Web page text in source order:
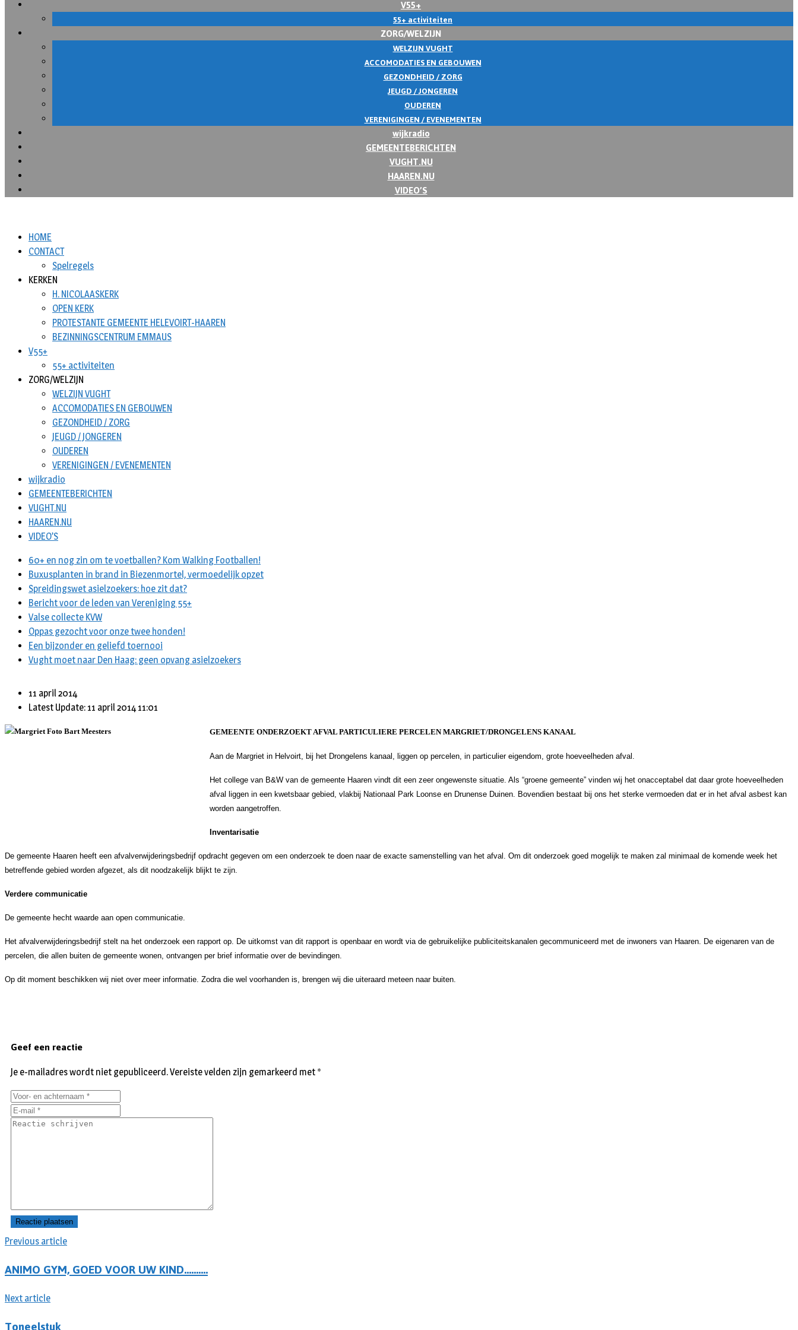
V55+
55+ activiteiten
ZORG/WELZIJN
WELZIJN VUGHT
ACCOMODATIES EN GEBOUWEN
GEZONDHEID / ZORG
JEUGD / JONGEREN
OUDEREN
VERENIGINGEN / EVENEMENTEN
wijkradio
GEMEENTEBERICHTEN
VUGHT.NU
HAAREN.NU
VIDEO’S
HOME
CONTACT
Spelregels
KERKEN
H. NICOLAASKERK
OPEN KERK
PROTESTANTE GEMEENTE HELEVOIRT-HAAREN
BEZINNINGSCENTRUM EMMAUS
V55+
55+ activiteiten
ZORG/WELZIJN
WELZIJN VUGHT
ACCOMODATIES EN GEBOUWEN
GEZONDHEID / ZORG
JEUGD / JONGEREN
OUDEREN
VERENIGINGEN / EVENEMENTEN
wijkradio
GEMEENTEBERICHTEN
VUGHT.NU
HAAREN.NU
VIDEO’S
60+ en nog zin om te voetballen? Kom Walking Footballen!
Buxusplanten in brand in Biezenmortel, vermoedelijk opzet
Spreidingswet asielzoekers: hoe zit dat?
Bericht voor de leden van Vereniging 55+
Valse collecte KVW
Oppas gezocht voor onze twee honden!
Een bijzonder en geliefd toernooi
Vught moet naar Den Haag: geen opvang asielzoekers
11 april 2014
Latest Update: 11 april 2014 11:01
GEMEENTE ONDERZOEKT AFVAL PARTICULIERE PERCELEN MARGRIET/DRONGELENS KANAAL
Aan de Margriet in Helvoirt, bij het Drongelens kanaal, liggen op percelen, in particulier eigendom, grote hoeveelheden afval.
Het college van B&W van de gemeente Haaren vindt dit een zeer ongewenste situatie. Als “groene gemeente” vinden wij het onacceptabel dat daar grote hoeveelheden
afval liggen in een kwetsbaar gebied, vlakbij Nationaal Park Loonse en Drunense Duinen. Bovendien bestaat bij ons het sterke vermoeden dat er in het afval asbest kan
worden aangetroffen.
Inventarisatie
De gemeente Haaren heeft een afvalverwijderingsbedrijf opdracht gegeven om een onderzoek te doen naar de exacte samenstelling van het afval. Om dit onderzoek goed mogelijk te maken zal minimaal de komende week het
betreffende gebied worden afgezet, als dit noodzakelijk blijkt te zijn.
Verdere communicatie
De gemeente hecht waarde aan open communicatie.
Het afvalverwijderingsbedrijf stelt na het onderzoek een rapport op. De uitkomst van dit rapport is openbaar en wordt via de gebruikelijke publiciteitskanalen gecommuniceerd met de inwoners van Haaren. De eigenaren van de
percelen, die allen buiten de gemeente wonen, ontvangen per brief informatie over de bevindingen.
Op dit moment beschikken wij niet over meer informatie. Zodra die wel voorhanden is, brengen wij die uiteraard meteen naar buiten.
Previous article
ANIMO GYM, GOED VOOR UW KIND……….
Next article
Geef een reactie
Je e-mailadres wordt niet gepubliceerd.Vereiste velden zijn gemarkeerd met *